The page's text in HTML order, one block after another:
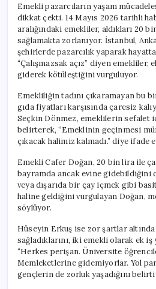
Emekli pazarcıların yaşam
dikkat çekti. 14 Mayıs 2026 tarihli
aralığındaki emekliler, aldıkları 20
sağlamakta zorlanıyor. İstanbul,
şehirlerde pazarcılık yaparak
“Çalışmazsak açız” diyen emekliler,
giderek kötüleştiğini vurguluyor.
Emekliliğin tadını çıkaramayan bu
gıda fiyatları karşısında çaresiz
Seçkin Dönmez, emeklilerin sefalet
belirterek, “Emeklinin geçinmesi
çıkacak halimiz kalmadı.” diye ifade
Emekli Cafer Doğan, 20 bin lira ile
bayramda ancak evine gidebildiğini
veya dışarıda bir çay içmek gibi
haline geldiğini vurgulayan Doğan,
söylüyor.
Hüseyin Erkuş ise zor şartlar
sağladıklarını, iki emekli olarak ek iş
“Herkes perişan. Üniversite
Memleketlerine gidemiyorlar. Yol
gençlerin de zorluk yaşadığını